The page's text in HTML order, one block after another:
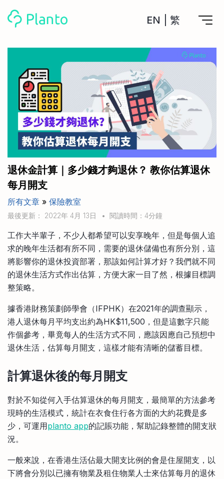
EN 繁
計劃買樓
計劃買樓第一步
全功能記賬
管理及分析所有戶口
管理MPF戶口
一次過管理所有強積金戶口
申請清卡數/私人貸款
CreFIT x Planto推廣優惠
工具
私人貸款
年利率/APR/年息比較
投資戶口 (美股)
比較最抵美股投資戶口
投資戶口 (港股)
比較最抵港股投資戶口
比較最抵Crypto交易所
月供股票計劃
比較最抵月供計劃戶口
比較定存利率
信用卡
比較各種最優惠信用卡
關於我們
Academy
Marketplace
其他網站
手機App與理財資訊
商業解決方案
退休金計算｜多少錢才夠退休？ 教你估算退休
每月開支
所有文章 » 保險教室
最後更新： 2022年 4月 13日 • 閱讀時間：4分鐘
工作大半輩子，不少人都希望可以安享晚年，但是每個人追
求的晚年生活都有所不同，需要的退休儲備也有所分別，這
將影響你的退休投資部署，那該如何計算才好？我們就不同
的退休生活方式作出估算，方便大家一目了然，根據目標調
整策略。
據香港財務策劃師學會（IFPHK）在2021年的調查顯示，
港人退休每月平均支出約為HK$11,500，但是這數字只能
作個參考，畢竟每人的生活方式不同，應該因應自己預想中
退休生活，估算每月開支，這樣才能有清晰的儲蓄目標。
計算退休後的每月開支
對於不知從何入手估算退休的每月開支，最簡單的方法參考
現時的生活模式，統計在衣食住行各方面的大約花費是多
少，可運用planto app的記賬功能，幫助記錄整體的開支狀
況。
一般來說，在香港生活佔最大開支比例的會是住屋開支，以
下將會分別以已擁有物業及租住物業人士來估算每月的退休